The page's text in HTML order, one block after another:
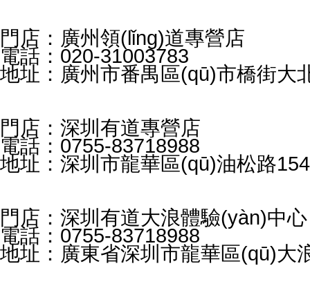
門店：廣州領(lǐng)道專營店
電話：020-31003783
地址：廣州市番禺區(qū)市橋街大
門店：深圳有道專營店
電話：0755-83718988
地址：深圳市龍華區(qū)油松路
門店：深圳有道大浪體驗(yàn)中心
電話：0755-83718988
地址：廣東省深圳市龍華區(qū)大